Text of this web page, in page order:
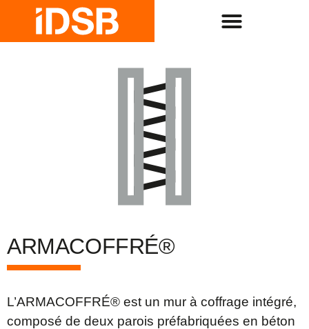
ARMACOFFRÉ®
L’ARMACOFFRÉ® est un mur à coffrage intégré,
composé de deux parois préfabriquées en béton